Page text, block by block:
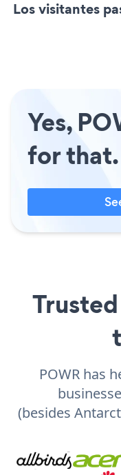
Los visitantes
Yes,
for that.
POWR has
(besides